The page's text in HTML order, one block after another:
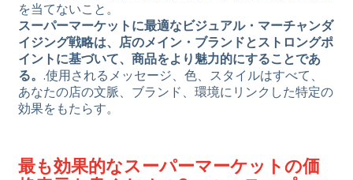
を当てないこと。
スーパーマーケットに最適なビジュアル・マーチャンダ
イジング戦略は、店のメイン・ブランドとストロングポ
イントに基づいて、商品をより魅力的にすることであ
る。 .使用されるメッセージ、色、スタイルはすべて、
あなたの店の文脈、ブランド、環境にリンクした特定の
効果をもたらす。
最も効果的なスーパーマーケットの価